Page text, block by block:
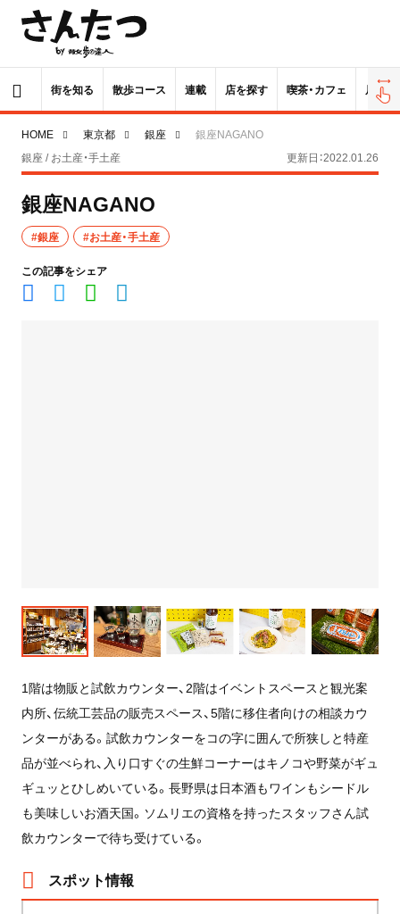
街を知る 散歩コース 連載 店を探す 喫茶・カフェ 居酒屋
HOME 東京都 銀座
銀座NAGANO
銀座 / お土産・手土産
更新日：2022.01.26
銀座NAGANO
#銀座 #お土産・手土産
この記事をシェア
1階は物販と試飲カウンター、2階はイベントスペースと観光案
内所、伝統工芸品の販売スペース、5階に移住者向けの相談カウ
ンターがある。試飲カウンターをコの字に囲んで所狭しと特産
品が並べられ、入り口すぐの生鮮コーナーはキノコや野菜がギュ
ギュッとひしめいている。 長野県は日本酒もワインもシードル
も美味しいお酒天国。ソムリエの資格を持ったスタッフさん試
飲カウンターで待ち受けている。
スポット情報